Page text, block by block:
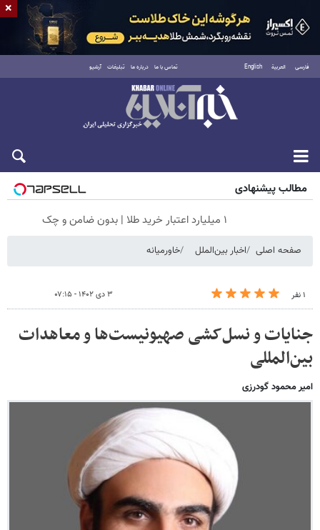
فارسی العربية English تماس با ما درباره ما تبلیغات آرشیو
پنجشنبه ۱۵ مرداد ۱۴۰۵
مطالب پیشنهادی
۱ میلیارد اعتبار خرید طلا | بدون ضامن و چک
صفحه اصلی اخبار بین‌الملل خاورمیانه
۱ نفر ۳ دی ۱۴۰۲ - ۰۷:۱۵
جنایات و نسل‌کشی صهیونیست‌ها و معاهدات
بین‌المللی
امیر محمود گودرزی
×